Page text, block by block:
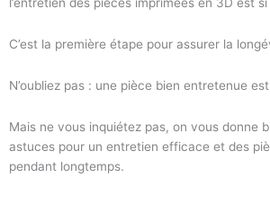
l’entretien des pièces imprimées en 3D est
C’est la première étape pour assurer la
N’oubliez pas : une pièce bien entretenue
Mais ne vous inquiétez pas, on vous donne
astuces pour un entretien efficace et des
pendant longtemps.